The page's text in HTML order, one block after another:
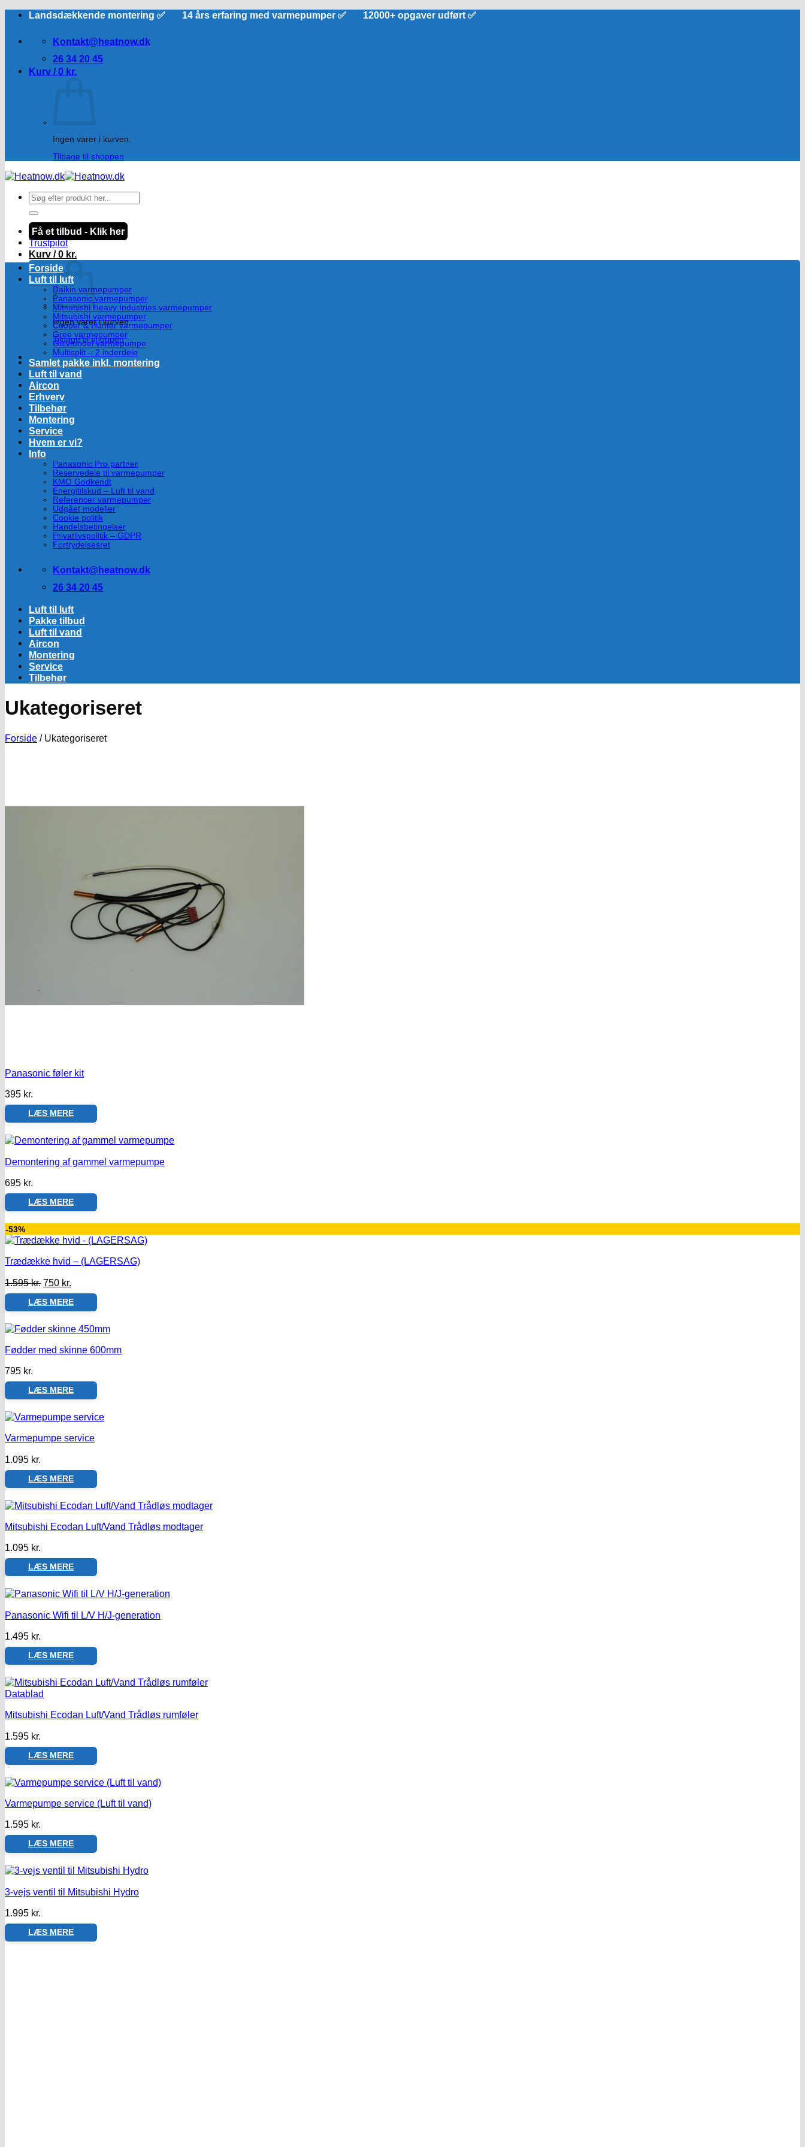
FortsætLandsdækkende montering ✅ 14 års erfaring med varmepumper ✅ 12000+ opgaver udført ✅
Kontakt@heatnow.dk
26 34 20 45
Kurv / 0 kr.
Ingen varer i kurven.
Tilbage til shoppen
Søg
Få et tilbud - Klik her
Trustpilot
Kurv /0 kr.
Ingen varer i kurven.
Tilbage til shoppen
Forside
Luft til luft
Daikin varmepumper
Panasonic varmepumper
Mitsubishi Heavy Industries varmepumper
Mitsubishi varmepumper
Cooper & Hunter varmepumper
Gree varmepumper
Gulvmodel varmepumpe
Multisplit – 2 inderdele
Samlet pakke inkl. montering
Luft til vand
Aircon
Erhverv
Tilbehør
Montering
Service
Hvem er vi?
Info
Panasonic Pro partner
Reservedele til varmepumper
KMO Godkendt
Energitilskud – Luft til vand
Referencer varmepumper
Udgået modeller
Cookie politik
Handelsbetingelser
Privatlivspolitik – GDPR
Fortrydelsesret
Kontakt@heatnow.dk
26 34 20 45
Luft til luft
Pakke tilbud
Luft til vand
Aircon
Montering
Service
Tilbehør
Ukategoriseret
Forside /Ukategoriseret
Panasonic føler kit
395 kr.
LÆS MERE
Demontering af gammel varmepumpe
695 kr.
LÆS MERE
-53%
Trædække hvid – (LAGERSAG)
1.595kr. Den
oprindelige
pris
1.595 kr..
750 kr.
aktuelle
pris
750 kr..
LÆS MERE
Fødder med skinne 600mm
795 kr.
LÆS MERE
Varmepumpe service
1.095 kr.
LÆS MERE
Mitsubishi Ecodan Luft/Vand Trådløs modtager
1.095 kr.
LÆS MERE
Panasonic Wifi til L/V H/J-generation
1.495 kr.
LÆS MERE
Datablad
Mitsubishi Ecodan Luft/Vand Trådløs rumføler
1.595 kr.
LÆS MERE
Varmepumpe service (Luft til vand)
1.595 kr.
LÆS MERE
3-vejs ventil til Mitsubishi Hydro
1.995 kr.
LÆS MERE